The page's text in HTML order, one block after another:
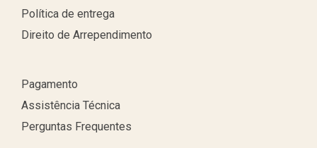
Política de entrega
Direito de Arrependimento
Pagamento
Assistência Técnica
Perguntas Frequentes